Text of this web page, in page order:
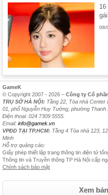
08/
GameK
© Copyright 2007 - 2026 – Công ty Cổ
TRỤ SỞ HÀ NỘI: Tầng 22, Tòa nhà Center
01, phố Nguyễn Huy Tưởng, phường Thanh
Điện thoại: 024 7309 5555.
Email: info@gamek.vn
VPĐD TẠI TP.HCM: Tầng 4 Tòa nhà 123,
Minh
Hỗ trợ quảng cáo:
Giấy phép thiết lập trang thông tin điện tử
Thông tin và Truyền thông TP Hà Nội cấp
Chính sách bảo mật
Xem